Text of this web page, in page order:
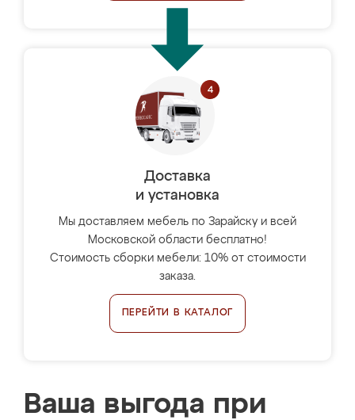
Доставка
и установка
Мы доставляем мебель по Зарайску и всей
Московской области бесплатно!
Стоимость сборки мебели: 10% от стоимости
заказа.
ПЕРЕЙТИ В КАТАЛОГ
Ваша выгода при